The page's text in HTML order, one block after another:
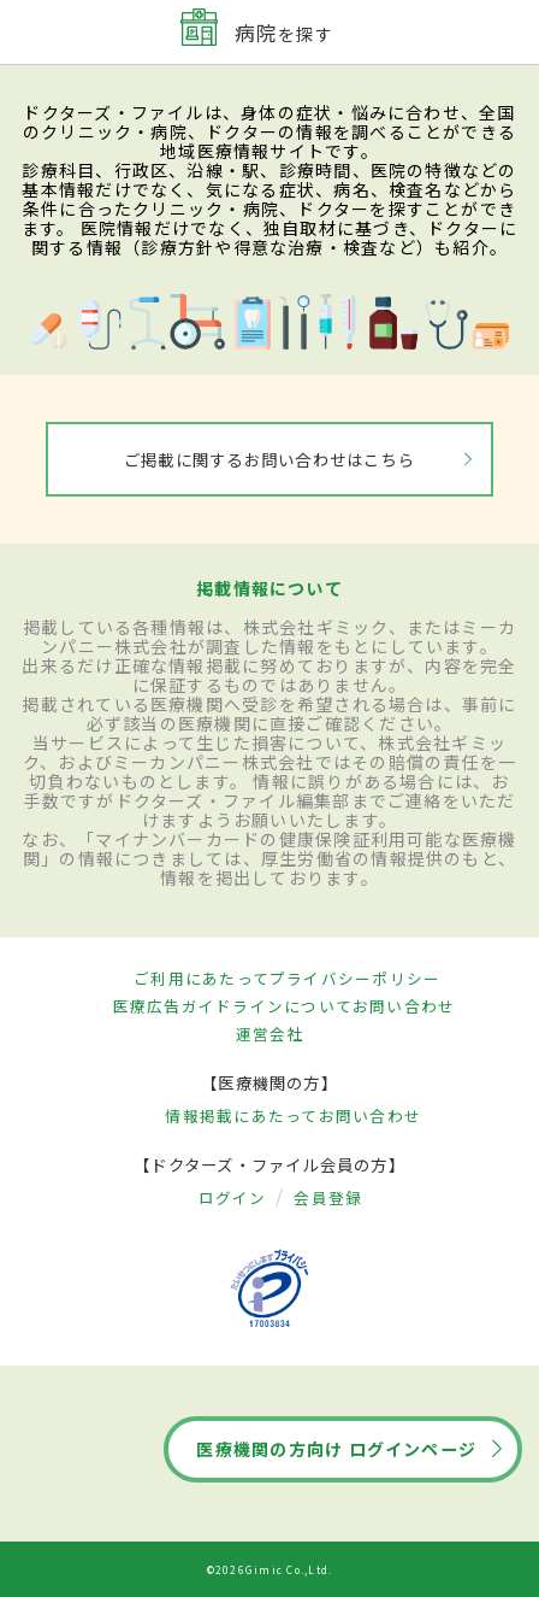
病院を探す
ドクターズ・ファイルは、身体の症状・悩みに合わせ、全国
のクリニック・病院、ドクターの情報を調べることができる
地域医療情報サイトです。
診療科目、行政区、沿線・駅、診療時間、医院の特徴などの
基本情報だけでなく、気になる症状、病名、検査名などから
条件に合ったクリニック・病院、ドクターを探すことができ
ます。 医院情報だけでなく、独自取材に基づき、ドクターに
関する情報（診療方針や得意な治療・検査など）も紹介。
ご掲載に関するお問い合わせはこちら
掲載情報について
掲載している各種情報は、株式会社ギミック、またはミーカ
ンパニー株式会社が調査した情報をもとにしています。
出来るだけ正確な情報掲載に努めておりますが、内容を完全
に保証するものではありません。
掲載されている医療機関へ受診を希望される場合は、事前に
必ず該当の医療機関に直接ご確認ください。
当サービスによって生じた損害について、株式会社ギミッ
ク、およびミーカンパニー株式会社ではその賠償の責任を一
切負わないものとします。 情報に誤りがある場合には、お
手数ですがドクターズ・ファイル編集部までご連絡をいただ
けますようお願いいたします。
なお、「マイナンバーカードの健康保険証利用可能な医療機
関」の情報につきましては、厚生労働省の情報提供のもと、
情報を掲出しております。
ご利用にあたってプライバシーポリシー
医療広告ガイドラインについてお問い合わせ
運営会社
【医療機関の方】
情報掲載にあたって お問い合わせ
【ドクターズ・ファイル会員の方】
ログイン 会員登録
医療機関の方向け ログインページ
©2026Gimic Co.,Ltd.